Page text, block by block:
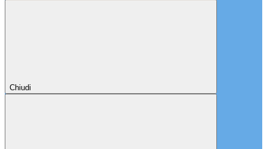
Chiudi